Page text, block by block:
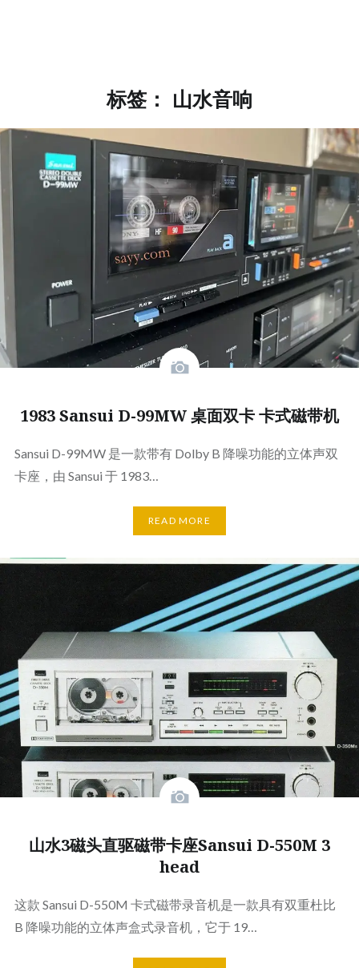
标签： 山水音响
1983 Sansui D-99MW 桌面双卡 卡式磁带机
Sansui D-99MW 是一款带有 Dolby B 降噪功能的立体声双
卡座，由 Sansui 于 1983…
READ MORE
山水3磁头直驱磁带卡座Sansui D-550M 3
head
这款 Sansui D-550M 卡式磁带录音机是一款具有双重杜比
B 降噪功能的立体声盒式录音机，它于 19…